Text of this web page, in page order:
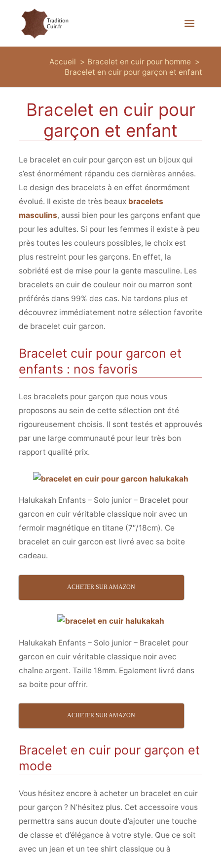
Menu
Accueil
Bracelet en cuir pour homme
Bracelet en cuir pour garçon et enfant
Bracelet en cuir pour
garçon et enfant
Le bracelet en cuir pour garçon est un bijoux qui
s’est énormément répandu ces dernières années.
Le design des bracelets à en effet énormément
évolué. Il existe de très beaux bracelets
masculins, aussi bien pour les garçons enfant que
pour les adultes. Si pour les femmes il existe à peu
près toutes les couleurs possibles, le choix est
plus restreint pour les garçons. En effet, la
sobriété est de mise pour la gente masculine. Les
bracelets en cuir de couleur noir ou marron sont
préférés dans 99% des cas. Ne tardons plus et
découvrez immédiatement notre sélection favorite
de bracelet cuir garcon.
Bracelet cuir pour garcon et
enfants : nos favoris
Les bracelets pour garçon que nous vous
proposons au sein de cette sélection ont été
rigoureusement choisis. Il sont testés et approuvés
par une large communauté pour leur très bon
rapport qualité prix.
Halukakah Enfants – Solo junior – Bracelet pour
garcon en cuir véritable classique noir avec un
fermoir magnétique en titane (7″/18cm). Ce
bracelet en cuir garcon est livré avec sa boite
cadeau.
ACHETER SUR AMAZON
Halukakah Enfants – Solo junior – Bracelet pour
garcon en cuir véritable classique noir avec
chaîne argent. Taille 18mm. Egalement livré dans
sa boite pour offrir.
ACHETER SUR AMAZON
Bracelet en cuir pour garçon et
mode
Vous hésitez encore à acheter un bracelet en cuir
pour garçon ? N’hésitez plus. Cet accessoire vous
permettra sans aucun doute d’ajouter une touche
de classe et d’élégance à votre style. Que ce soit
avec un jean et un tee shirt classique ou à